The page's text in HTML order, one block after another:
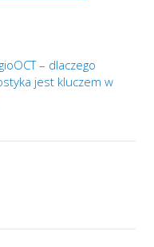
– dlaczego
jest kluczem w